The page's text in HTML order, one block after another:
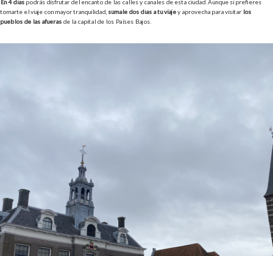
En 4 días podrás disfrutar del encanto de las calles y canales de esta ciudad. Aunque si prefieres
tomarte el viaje con mayor tranquilidad, súmale dos días a tu viajey aprovecha para visitar los
pueblos de las afueras de la capital de los Países Bajos.